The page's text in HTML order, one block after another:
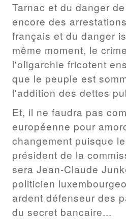
Tarnac et du danger
encore des
français et du danger
même moment, le
l'oligarchie fricotent
que le peuple est
l'addition des dettes
Et, il ne faudra pas
européenne pour
changement puisque
président de la
sera Jean-Claude
politicien
ardent défenseur des
du secret bancaire...